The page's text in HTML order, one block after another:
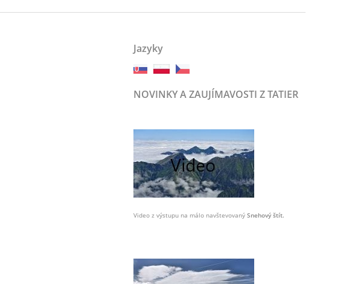
Jazyky
NOVINKY A ZAUJÍMAVOSTI Z TATIER
Video z výstupu na málo navštevovaný Snehový štít.